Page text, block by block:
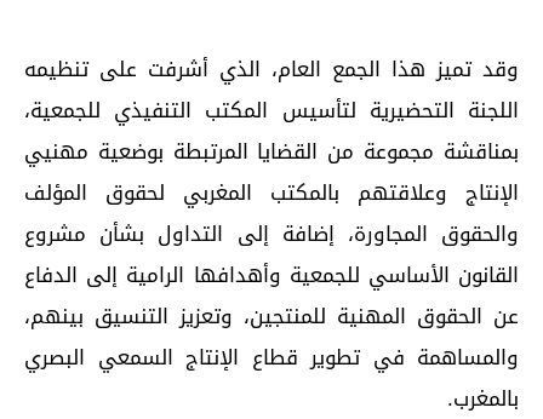
وقد تميز هذا الجمع العام، الذي أشرفت على تنظيمه
اللجنة التحضيرية لتأسيس المكتب التنفيذي للجمعية،
بمناقشة مجموعة من القضايا المرتبطة بوضعية مهنيي
الإنتاج وعلاقتهم بالمكتب المغربي لحقوق المؤلف
والحقوق المجاورة، إضافة إلى التداول بشأن مشروع
القانون الأساسي للجمعية وأهدافها الرامية إلى الدفاع
عن الحقوق المهنية للمنتجين، وتعزيز التنسيق بينهم،
والمساهمة في تطوير قطاع الإنتاج السمعي البصري
بالمغرب.